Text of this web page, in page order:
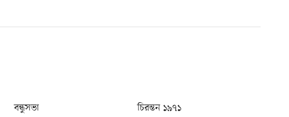
বন্ধুসভা চিরন্তন ১৯৭১